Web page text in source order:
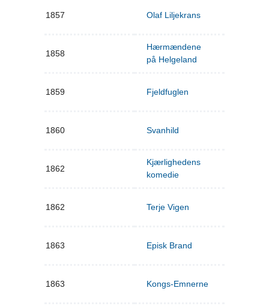
1857 Olaf Liljekrans
1858
Hærmændene
på Helgeland
1859 Fjeldfuglen
1860 Svanhild
1862
Kjærlighedens
komedie
1862 Terje Vigen
1863 Episk Brand
1863 Kongs-Emnerne